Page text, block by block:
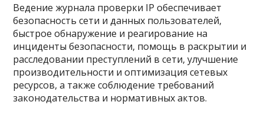
Ведение журнала проверки IP обеспечивает
безопасность сети и данных пользователей,
быстрое обнаружение и реагирование на
инциденты безопасности, помощь в раскрытии и
расследовании преступлений в сети, улучшение
производительности и оптимизация сетевых
ресурсов, а также соблюдение требований
законодательства и нормативных актов.